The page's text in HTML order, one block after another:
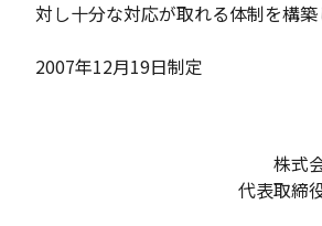
対し十分な対応が取れる体制を構築
2007年12月19日制定
株式
代表取